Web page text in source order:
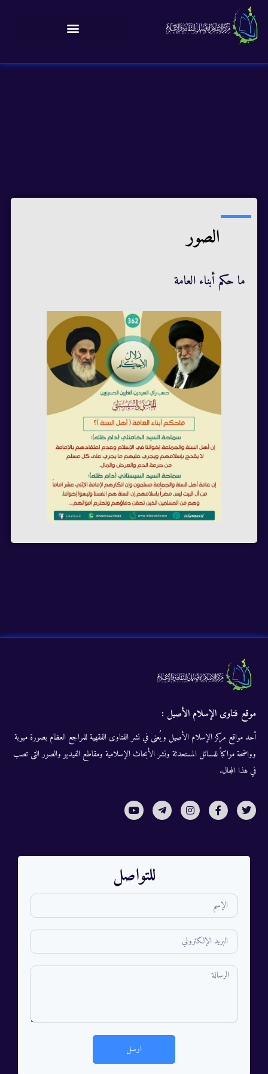
الصور
ما حكم أبناء العامة
موقع فتاوى الإسلام الأصيل :
أحد مواقع مركز الإسلام الأصيل ويُعنى في نشر الفتاوى الفقهية للمراجع العظام بصورة مبوبة
وواضحة مواكباً للمسائل المستحدثة ونشر الأبحاث الإسلامية ومقاطع الفيديو والصور التى تصب
في هذا المجال.
للتواصل
ارسل